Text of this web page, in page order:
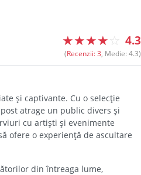
★★★★☆ 4.3
(Recenzii: 3, Medie: 4.3)
și captivante. Cu o selecție
atrage un public divers și
cu artiști și evenimente
ofere o experiență de ascultare
din întreaga lume,